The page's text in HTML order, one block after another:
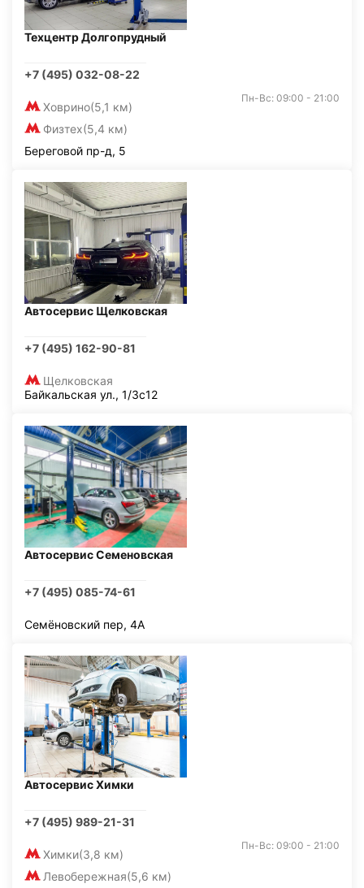
Техцентр Долгопрудный
+7 (495) 032-08-22
Ховрино(5,1 км)
Физтех(5,4 км)
Пн-Вс: 09:00 - 21:00
Береговой пр-д, 5
Автосервис Щелковская
+7 (495) 162-90-81
Щелковская
Байкальская ул., 1/3с12
Автосервис Семеновская
+7 (495) 085-74-61
Семёновский пер, 4А
Автосервис Химки
+7 (495) 989-21-31
Химки(3,8 км)
Левобережная(5,6 км)
Пн-Вс: 09:00 - 21:00